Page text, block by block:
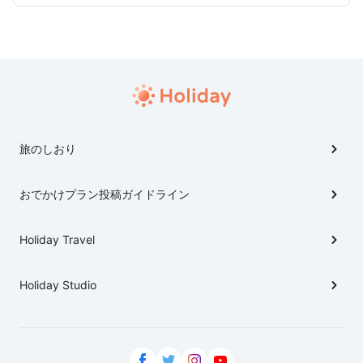
旅のしおり
おでかけプラン投稿ガイドライン
Holiday Travel
Holiday Studio